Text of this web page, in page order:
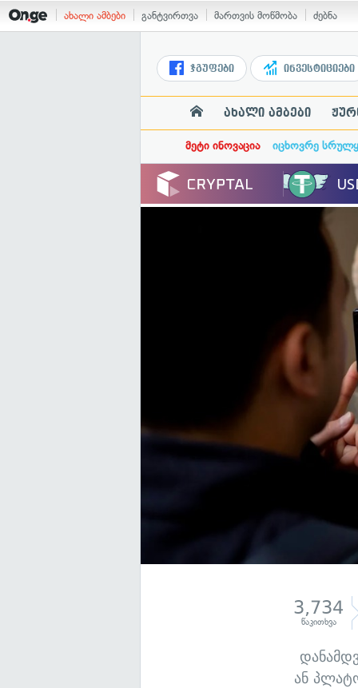
ახალი ამბები განტვირთვა მართვის მოწმობა ძებნა
ჯგუფები ინვესტიციები
ახალი ამბები
მეტი ინოვაცია იცხოვრე
3,734
წაკითხვა
ან